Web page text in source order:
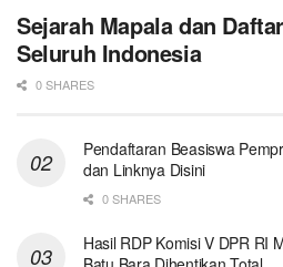
Sejarah Mapala dan
Seluruh Indonesia
0 SHARES
Pendaftaran Beasiswa
dan Linknya Disini
0 SHARES
Hasil RDP Komisi V DPR RI